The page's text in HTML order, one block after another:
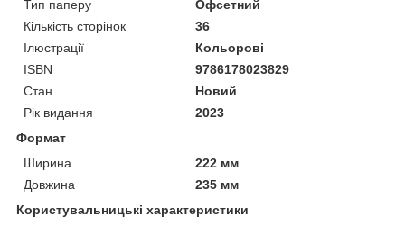
Тип паперу
Офсетний
Кількість сторінок
36
Ілюстрації
Кольорові
ISBN
9786178023829
Стан
Новий
Рік видання
2023
Формат
Ширина
222 мм
Довжина
235 мм
Користувальницькі характеристики